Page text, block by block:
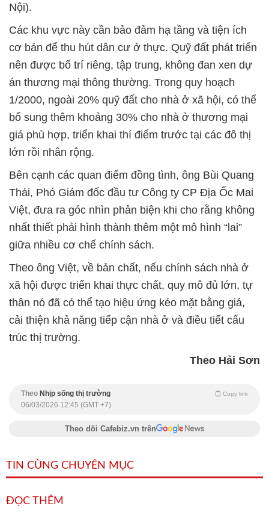
Nội).
Các khu vực này cần bảo đảm hạ tầng và tiện ích
cơ bản để thu hút dân cư ở thực. Quỹ đất phát triển
nên được bố trí riêng, tập trung, không đan xen dự
án thương mại thông thường. Trong quy hoạch
1/2000, ngoài 20% quỹ đất cho nhà ở xã hội, có thể
bổ sung thêm khoảng 30% cho nhà ở thương mại
giá phù hợp, triển khai thí điểm trước tại các đô thị
lớn rồi nhân rộng.
Bên cạnh các quan điểm đồng tình, ông Bùi Quang
Thái, Phó Giám đốc đầu tư Công ty CP Địa Ốc Mai
Việt, đưa ra góc nhìn phản biện khi cho rằng không
nhất thiết phải hình thành thêm một mô hình “lai”
giữa nhiều cơ chế chính sách.
Theo ông Việt, về bản chất, nếu chính sách nhà ở
xã hội được triển khai thực chất, quy mô đủ lớn, tự
thân nó đã có thể tạo hiệu ứng kéo mặt bằng giá,
cải thiện khả năng tiếp cận nhà ở và điều tiết cấu
trúc thị trường.
Theo Hải Sơn
Theo Nhịp sống thị trường Copy link
06/03/2026 12:45 (GMT +7)
Theo dõi Cafebiz.vn trên
TIN CÙNG CHUYÊN MỤC
ĐỌC THÊM